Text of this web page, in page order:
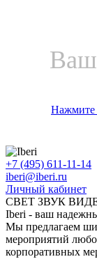
Нажмите
+7 (495) 611-11-14
iberi@iberi.ru
Личный кабинет
СВЕТ ЗВУК
Iberi - ваш
Мы предлагаем
мероприятий
корпоративных